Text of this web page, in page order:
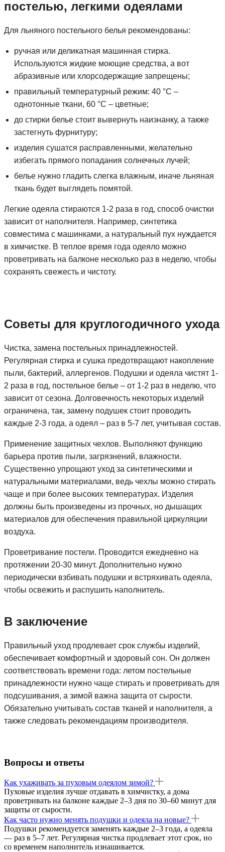
постелью, легкими одеялами
Для льняного постельного белья рекомендованы:
ручная или деликатная машинная стирка.
Используются жидкие моющие средства, а вот
абразивные или хлорсодержащие запрещены;
правильный температурный режим: 40 °С –
однотонные ткани, 60 °С – цветные;
до стирки белье стоит вывернуть наизнанку, а также
застегнуть фурнитуру;
изделия сушатся расправленными, желательно
избегать прямого попадания солнечных лучей;
белье нужно гладить слегка влажным, иначе льняная
ткань будет выглядеть помятой.
Легкие одеяла стираются 1-2 раза в год, способ очистки
зависит от наполнителя. Например, синтетика
совместима с машинками, а натуральный пух нуждается
в химчистке. В теплое время года одеяло можно
проветривать на балконе несколько раз в неделю, чтобы
сохранять свежесть и чистоту.
Советы для круглогодичного ухода
Чистка, замена постельных принадлежностей.
Регулярная стирка и сушка предотвращают накопление
пыли, бактерий, аллергенов. Подушки и одеяла чистят 1-
2 раза в год, постельное белье – от 1-2 раз в неделю, что
зависит от сезона. Долговечность некоторых изделий
ограничена, так, замену подушек стоит проводить
каждые 2-3 года, а одеял – раз в 5-7 лет, учитывая состав.
Применение защитных чехлов. Выполняют функцию
барьера против пыли, загрязнений, влажности.
Существенно упрощают уход за синтетическими и
натуральными материалами, ведь чехлы можно стирать
чаще и при более высоких температурах. Изделия
должны быть произведены из прочных, но дышащих
материалов для обеспечения правильной циркуляции
воздуха.
Проветривание постели. Проводится ежедневно на
протяжении 20-30 минут. Дополнительно нужно
периодически взбивать подушки и встряхивать одеяла,
чтобы освежить и распушить наполнитель.
В заключение
Правильный уход продлевает срок службы изделий,
обеспечивает комфортный и здоровый сон. Он должен
соответствовать времени года: летом постельные
принадлежности нужно чаще стирать и проветривать для
подсушивания, а зимой важна защита от сырости.
Обязательно учитывать состав тканей и наполнителя, а
также следовать рекомендациям производителя.
Вопросы и ответы
Как ухаживать за пуховым одеялом зимой?
Пуховые изделия лучше отдавать в химчистку, а дома
проветривать на балконе каждые 2–3 дня по 30–60 минут для
защиты от сырости.
Как часто нужно менять подушки и одеяла на новые?
Подушки рекомендуется заменять каждые 2–3 года, а одеяла
— раз в 5–7 лет. Регулярная чистка продлевает этот срок, но
со временем наполнитель изнашивается.